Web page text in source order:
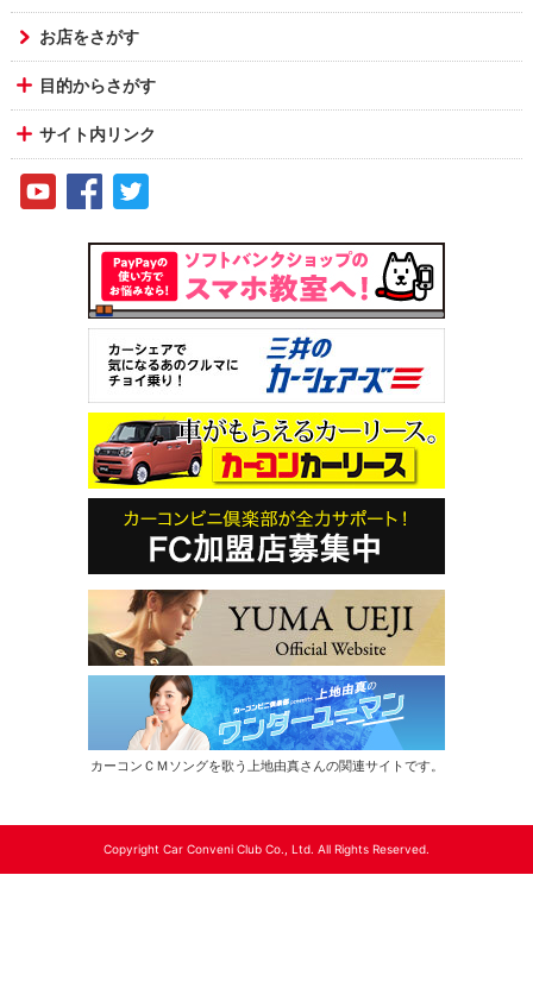
お店をさがす
目的からさがす
サイト内リンク
カーコンＣＭソングを歌う上地由真さんの関連サイトです。
Copyright Car Conveni Club Co., Ltd. All Rights Reserved.